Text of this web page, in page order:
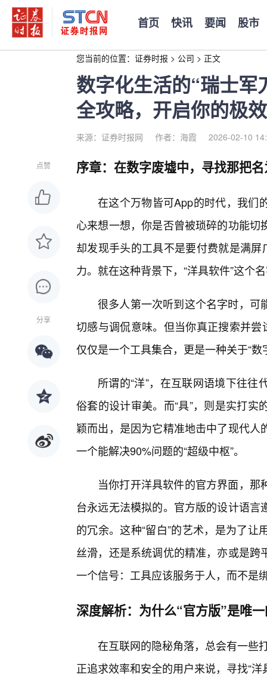
首页 快讯 要闻 股市
您当前的位置： 证券时报 > 公司 > 正文
数字化生活的“瑞士
全攻略，开启你的极
来源：证券时报网 作者：海霞 2026-02-10
点赞
分享
序章：在数字废墟中，寻找那把
在这个万物皆可App的时代，我们
心来想一想，你是否曾被琐碎的功能
却发现手头的工具不是要付费就是满
力。就在这种背景下，“洋具软件”这个
很多人第一次听到这个名字时，可
切感与调侃意味。但当你真正搜索并
仅仅是一个工具集合，更是一种关于“数
所谓的“洋”，在互联网语境下往
俗套的设计审美。而“具”，则是实打
颖而出，是因为它精准地击中了现代
一个能解决90%问题的“超级中枢”。
当你打开洋具软件的官方界面，
台永远无法模拟的。官方版的设计语
的冗余。这种“留白”的艺术，是为了
丝滑，还是系统调优的精准，亦或是
一个信号：工具应该服务于人，而不是
深度解析：为什么“官方版”是唯
在互联网的隐秘角落，总会有一些
正追求效率和安全的用户来说，寻找“